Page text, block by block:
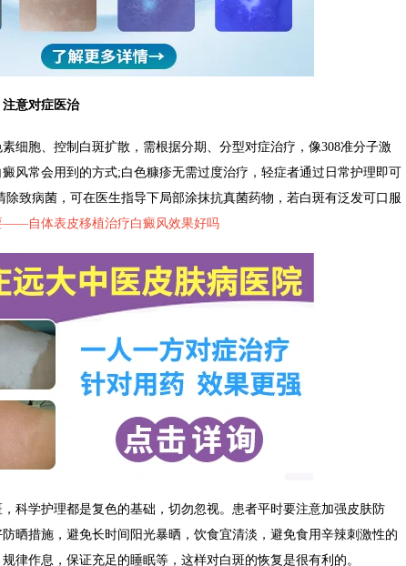
意对症医治
胞、控制白斑扩散，需根据分期、分型对症治疗，像308准分子激
风常会用到的方式;白色糠疹无需过度治疗，轻症者通过日常护理即可
除致病菌，可在医生指导下局部涂抹抗真菌药物，若白斑有泛发可口服
——自体表皮移植治疗白癜风效果好吗
学护理都是复色的基础，切勿忽视。患者平时要注意加强皮肤防
晒措施，避免长时间阳光暴晒，饮食宜清淡，避免食用辛辣刺激性的
律作息，保证充足的睡眠等，这样对白斑的恢复是很有利的。